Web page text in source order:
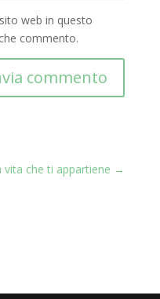
web in questo
commento.
commento
vita che ti appartiene →